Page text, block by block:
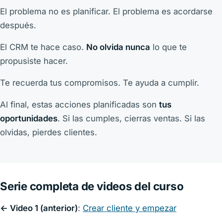
El problema no es planificar. El problema es acordarse
después.
El CRM te hace caso. No olvida nunca lo que te
propusiste hacer.
Te recuerda tus compromisos. Te ayuda a cumplir.
Al final, estas acciones planificadas son tus
oportunidades. Si las cumples, cierras ventas. Si las
olvidas, pierdes clientes.
Serie completa de videos del curso
← Video 1 (anterior): Crear cliente y empezar